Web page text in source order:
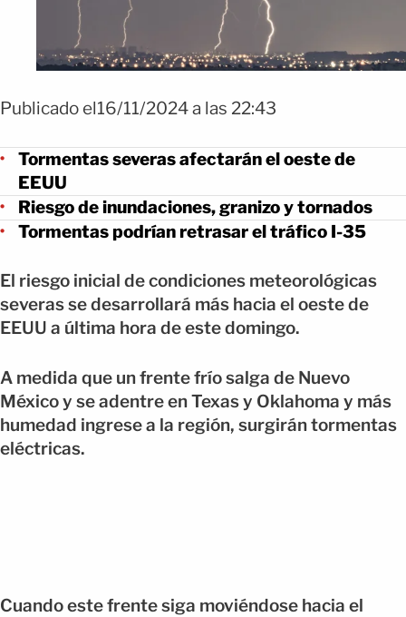
Publicado el16/11/2024 a las 22:43
Tormentas severas afectarán el oeste de
EEUU
Riesgo de inundaciones, granizo y tornados
Tormentas podrían retrasar el tráfico I-35
El riesgo inicial de condiciones meteorológicas
severas se desarrollará más hacia el oeste de
EEUU a última hora de este domingo.
A medida que un frente frío salga de Nuevo
México y se adentre en Texas y Oklahoma y más
humedad ingrese a la región, surgirán tormentas
eléctricas.
Cuando este frente siga moviéndose hacia el